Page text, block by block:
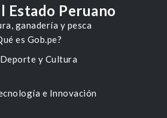
ganadería y pesca
y Cultura
e Innovación
Estado Peruano
es Gob.pe?